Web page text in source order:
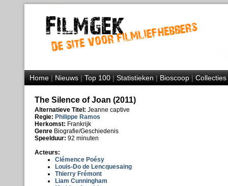
Home|Nieuws|Top 100|Statistieken|Bioscoop|Collecties
The Silence of Joan (2011)
Alternatieve Titel: Jeanne captive
Regie: Philippe Ramos
Herkomst: Frankrijk
Genre Biografie/Geschiedenis
Speelduur: 92 minuten
Acteurs:
Clémence Poésy
Louis-Do de Lencquesaing
Thierry Frémont
Liam Cunningham